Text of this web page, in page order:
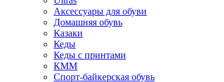
Аксессуары для обуви
Домашняя обувь
Казаки
Кеды
Кеды с принтами
КММ
Спорт-байкерская обувь